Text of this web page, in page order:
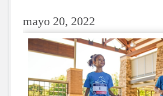
mayo 20, 2022